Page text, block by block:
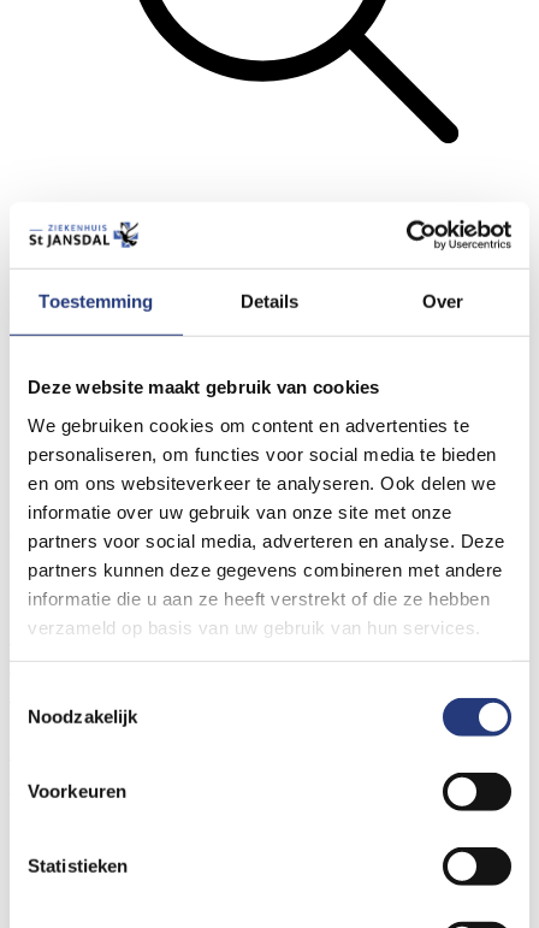
Toestemming Details Over
Deze website maakt gebruik van cookies
We gebruiken cookies om content en advertenties te
personaliseren, om functies voor social media te bieden
en om ons websiteverkeer te analyseren. Ook delen we
informatie over uw gebruik van onze site met onze
partners voor social media, adverteren en analyse. Deze
partners kunnen deze gegevens combineren met andere
informatie die u aan ze heeft verstrekt of die ze hebben
verzameld op basis van uw gebruik van hun services.
Noodzakelijk
Voorkeuren
Statistieken
Zoeken
Menu
Terug
Lees voor
Printen
Stuur door
Er is een fout opgetreden bij het laden van deze folder.
Algemene links voor de hele website
Locaties St Jansdal
Prikposten St Jansdal
Wat vindt u van de nieuwe website?
Contact- en locatiegegevensBezoektijdenWachttijden
Spoedzorg nodig?
© Ziekenhuis St Jansdal 2026
Volg ons op social media